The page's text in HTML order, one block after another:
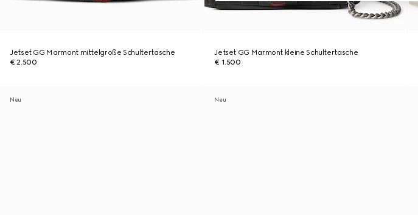
Jetset GG Marmont mittelgroße Schultertasche
€ 2.500
Jetset GG Marmont kleine Schultertasche
€ 1.500
Neu Neu